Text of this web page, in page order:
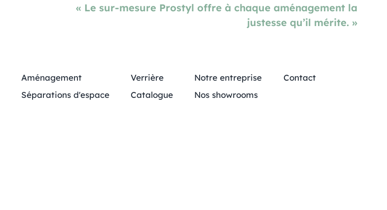
« Le sur-mesure Prostyl offre à chaque aménagement la
justesse qu’il mérite. »
Aménagement
Séparations d'espace
Verrière
Catalogue
Notre entreprise
Nos showrooms
Contact